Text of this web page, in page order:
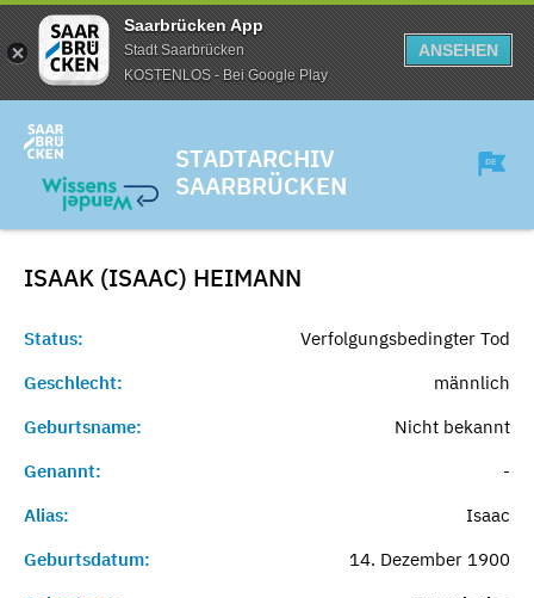
Saarbrücken App
Stadt Saarbrücken
KOSTENLOS - Bei Google Play
ANSEHEN
STADTARCHIV
SAARBRÜCKEN
ISAAK (ISAAC) HEIMANN
Status:
Verfolgungsbedingter Tod
Geschlecht:
männlich
Geburtsname:
Nicht bekannt
Genannt:
-
Alias:
Isaac
Geburtsdatum:
14. Dezember 1900